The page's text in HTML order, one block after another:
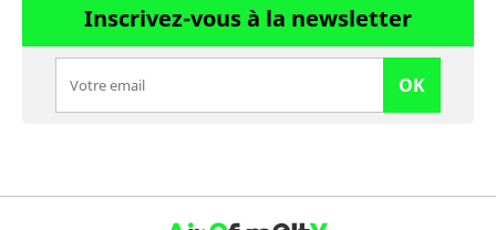
Inscrivez-vous à la newsletter
OK